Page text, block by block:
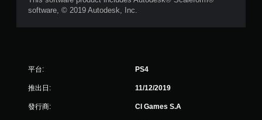
software, © 2019 Autodesk, Inc.
平台: PS4
推出日: 11/12/2019
發行商: CI Games S.A